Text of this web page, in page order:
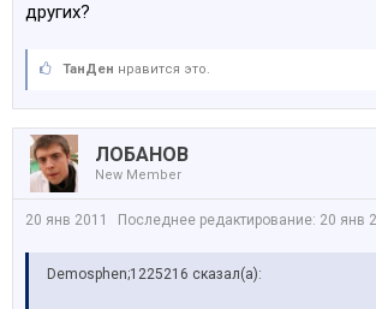
других?
ТанДен нравится это.
ЛОБАНОВ
New Member
20 янв 2011 Последнее редактирование: 20 янв
Demosphen;1225216 сказал(а):